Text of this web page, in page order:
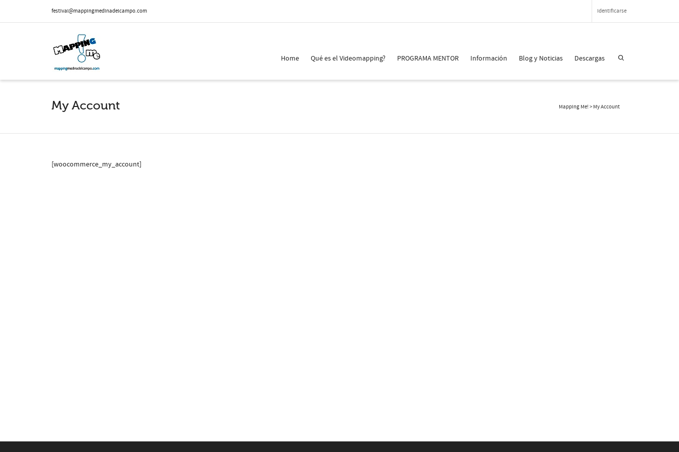
festival@mappingmedinadelcampo.com Identificarse
Home Qué es el Videomapping? PROGRAMA MENTOR Información Blog y Noticias Descargas
My Account Mapping Me! > My Account
[woocommerce_my_account]